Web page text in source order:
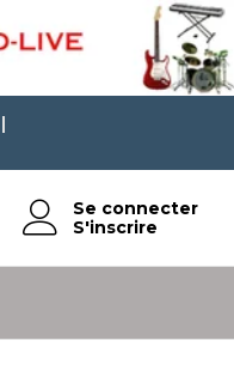
Se connecter
S'inscrire